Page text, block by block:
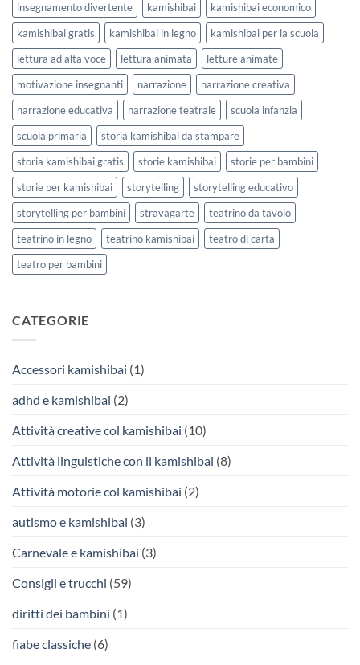
insegnamento divertente
kamishibai
kamishibai economico
kamishibai gratis
kamishibai in legno
kamishibai per la scuola
lettura ad alta voce
lettura animata
letture animate
motivazione insegnanti
narrazione
narrazione creativa
narrazione educativa
narrazione teatrale
scuola infanzia
scuola primaria
storia kamishibai da stampare
storia kamishibai gratis
storie kamishibai
storie per bambini
storie per kamishibai
storytelling
storytelling educativo
storytelling per bambini
stravagarte
teatrino da tavolo
teatrino in legno
teatrino kamishibai
teatro di carta
teatro per bambini
CATEGORIE
Accessori kamishibai (1)
adhd e kamishibai (2)
Attività creative col kamishibai (10)
Attività linguistiche con il kamishibai (8)
Attività motorie col kamishibai (2)
autismo e kamishibai (3)
Carnevale e kamishibai (3)
Consigli e trucchi (59)
diritti dei bambini (1)
fiabe classiche (6)